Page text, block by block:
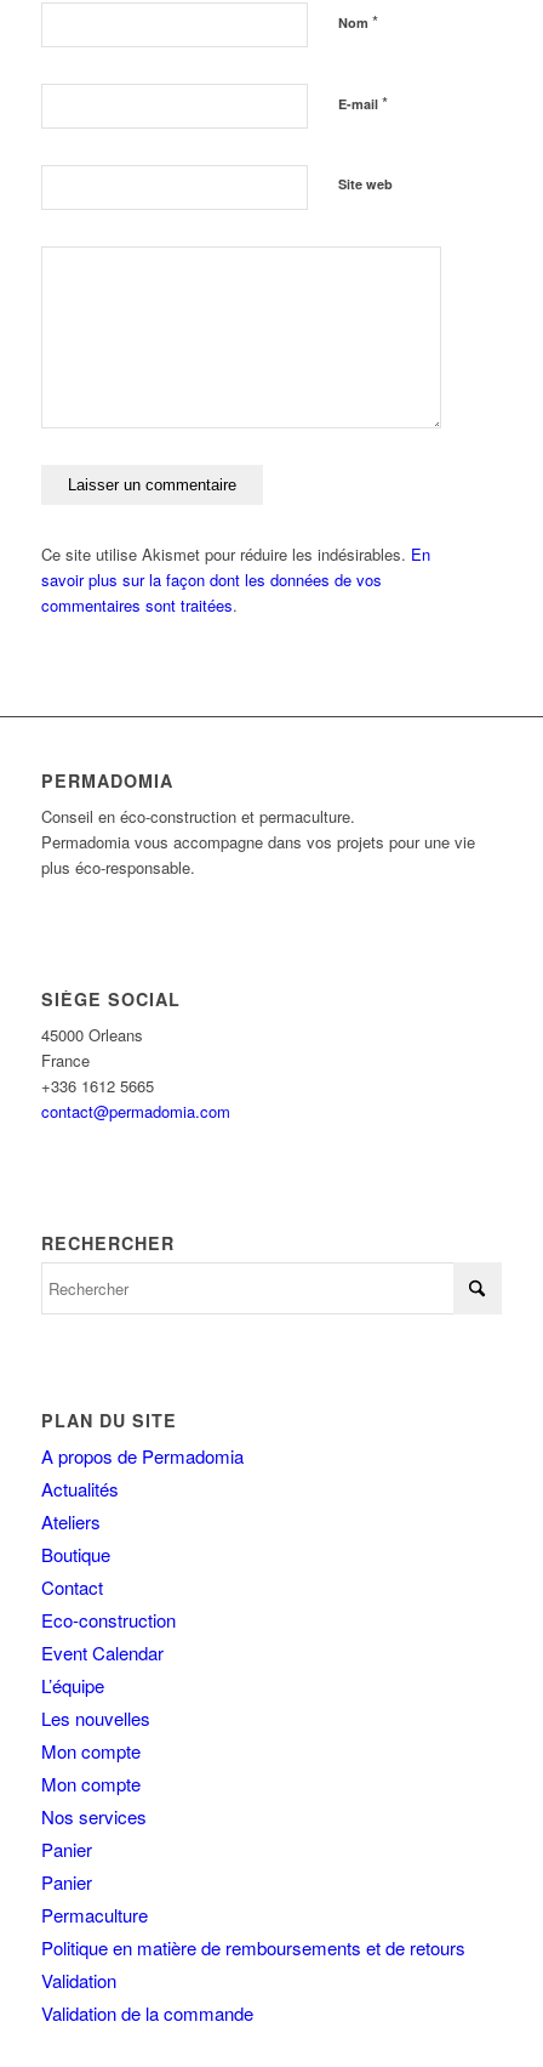
Nom *
E-mail *
Site web
Ce site utilise Akismet pour réduire les indésirables. En
savoir plus sur la façon dont les données de vos
commentaires sont traitées.
PERMADOMIA
Conseil en éco-construction et permaculture.
Permadomia vous accompagne dans vos projets pour une vie
plus éco-responsable.
SIÈGE SOCIAL
45000 Orleans
France
+336 1612 5665
contact@permadomia.com
RECHERCHER
PLAN DU SITE
A propos de Permadomia
Actualités
Ateliers
Boutique
Contact
Eco-construction
Event Calendar
L’équipe
Les nouvelles
Mon compte
Mon compte
Nos services
Panier
Panier
Permaculture
Politique en matière de remboursements et de retours
Validation
Validation de la commande